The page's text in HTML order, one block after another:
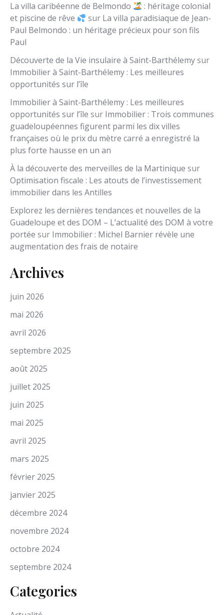
La villa caribéenne de Belmondo
: héritage colonial
et piscine de rêve
sur La villa paradisiaque de Jean-
Paul Belmondo : un héritage précieux pour son fils
Paul
Découverte de la Vie insulaire à Saint-Barthélemysur
Immobilier à Saint-Barthélemy : Les meilleures
opportunités sur l’île
Immobilier à Saint-Barthélemy : Les meilleures
opportunités sur l’île sur Immobilier : Trois communes
guadeloupéennes figurent parmi les dix villes
françaises où le prix du mètre carré a enregistré la
plus forte hausse en un an
À la découverte des merveilles de la Martinique sur
Optimisation fiscale : Les atouts de l’investissement
immobilier dans les Antilles
Explorez les dernières tendances et nouvelles de la
Guadeloupe et des DOM – L’actualité des DOM à votre
portée sur Immobilier : Michel Barnier révèle une
augmentation des frais de notaire
Archives
juin 2026
mai 2026
avril 2026
septembre 2025
août 2025
juillet 2025
juin 2025
mai 2025
avril 2025
mars 2025
février 2025
janvier 2025
décembre 2024
novembre 2024
octobre 2024
septembre 2024
Categories